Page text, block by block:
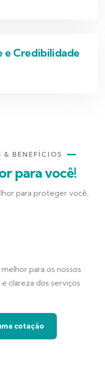
e Credibilidade
& BENEFÍCIOS
para você!
para proteger você,
para os nossos
clareza dos serviços
cotação